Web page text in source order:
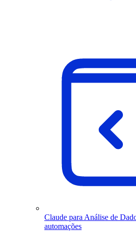
Claude para Análise de
automações